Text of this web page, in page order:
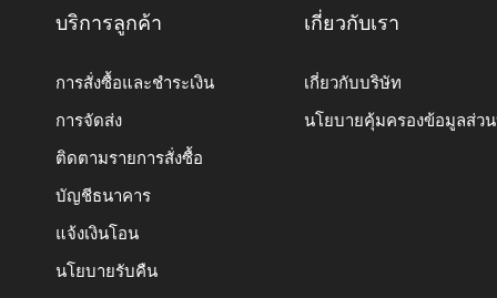
บริการลูกค้า
การสั่งซื้อและชำระเงิน
การจัดส่ง
ติดตามรายการสั่งซื้อ
บัญชีธนาคาร
แจ้งเงินโอน
นโยบายรับคืน
เกี่ยวกับเรา
เกี่ยวกับบริษัท
นโยบายคุ้มครองข้อมูลส่ว